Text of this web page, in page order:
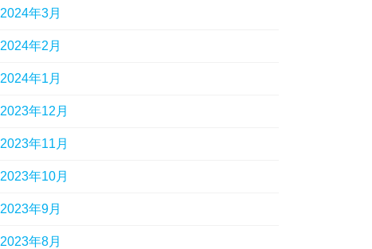
2024年3月
2024年2月
2024年1月
2023年12月
2023年11月
2023年10月
2023年9月
2023年8月